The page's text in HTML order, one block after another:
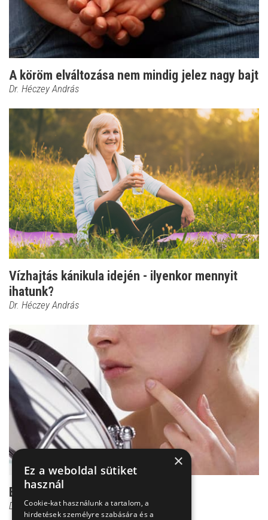
A köröm elváltozása nem mindig jelez nagy bajt
Dr. Héczey András
Vízhajtás kánikula idején - ilyenkor mennyit
ihatunk?
Dr. Héczey András
Ezért tilos a pattanás nyomkodása
Dr. Héczey András
×
Ez a weboldal sütiket
használ
Cookie-kat használunk a tartalom, a
hirdetések személyre szabására és a